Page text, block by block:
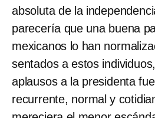
absoluta de la
parecería que una buena
mexicanos lo han
sentados a estos
aplausos a la presidenta
recurrente, normal y